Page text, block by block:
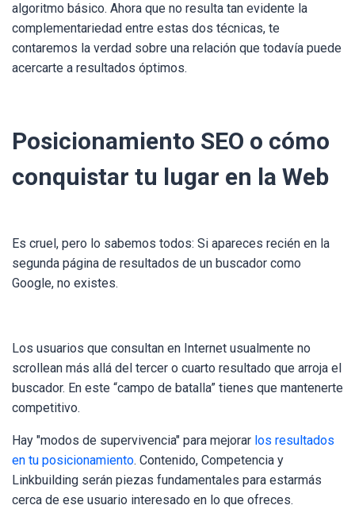
algoritmo básico. Ahora que no resulta tan evidente la
complementariedad entre estas dos técnicas, te
contaremos la verdad sobre una relación que todavía puede
acercarte a resultados óptimos.
Posicionamiento SEO o cómo
conquistar tu lugar en la Web
Es cruel, pero lo sabemos todos: Si apareces recién en la
segunda página de resultados de un buscador como
Google, no existes.
Los usuarios que consultan en Internet usualmente no
scrollean más allá del tercer o cuarto resultado que arroja el
buscador. En este “campo de batalla” tienes que mantenerte
competitivo.
Hay "modos de supervivencia" para mejorar los resultados
en tu posicionamiento. Contenido, Competencia y
Linkbuilding serán piezas fundamentales para estarmás
cerca de ese usuario interesado en lo que ofreces.